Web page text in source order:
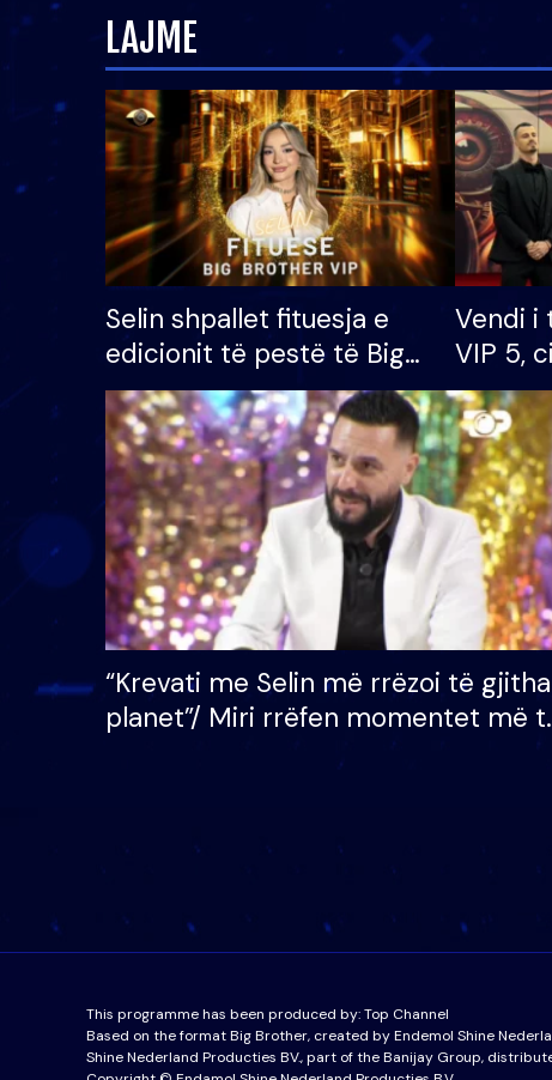
LAJME
Selin shpallet fituesja e
edicionit të pestë të Big
Brother VIP, rrëmben
çmimin e madh prej 100
mijë eurosh
Vendi i
VIP 5,
radhës
“Krevati me Selin më rrëzoi të gjitha
planet”/ Miri rrëfen momentet më
This programme has been produced by:Top Channel
Based on the format Big Brother, created by Endemol Shine
Shine Nederland Producties BV., part of the Banijay Group,